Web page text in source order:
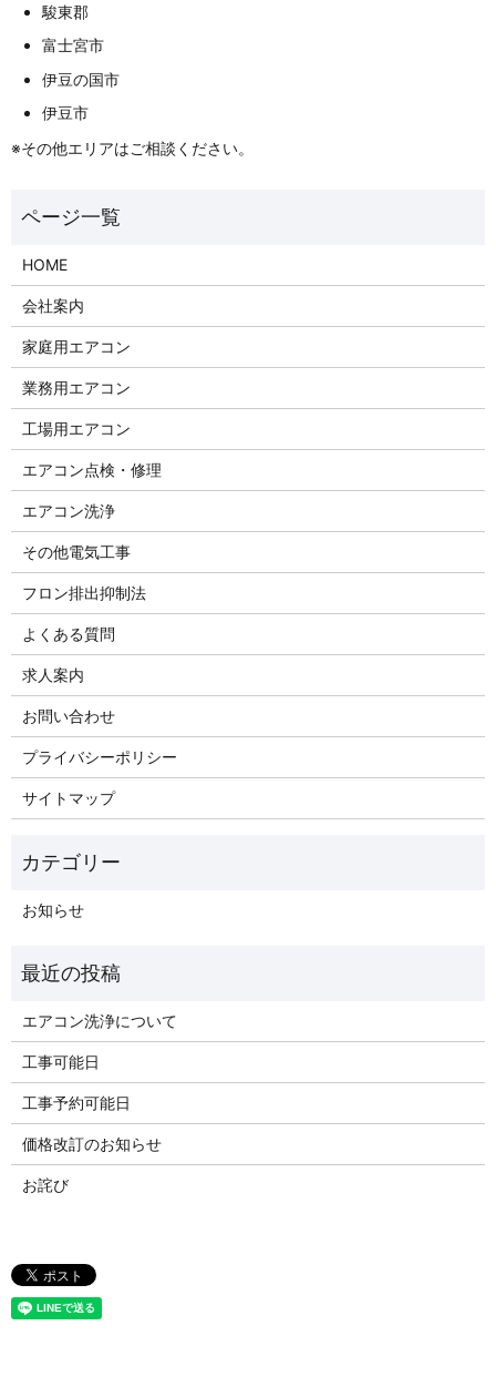
駿東郡
富士宮市
伊豆の国市
伊豆市
※その他エリアはご相談ください。
HOME
会社案内
家庭用エアコン
業務用エアコン
工場用エアコン
エアコン点検・修理
エアコン洗浄
その他電気工事
フロン排出抑制法
よくある質問
求人案内
お問い合わせ
プライバシーポリシー
サイトマップ
お知らせ
エアコン洗浄について
工事可能日
工事予約可能日
価格改訂のお知らせ
お詫び